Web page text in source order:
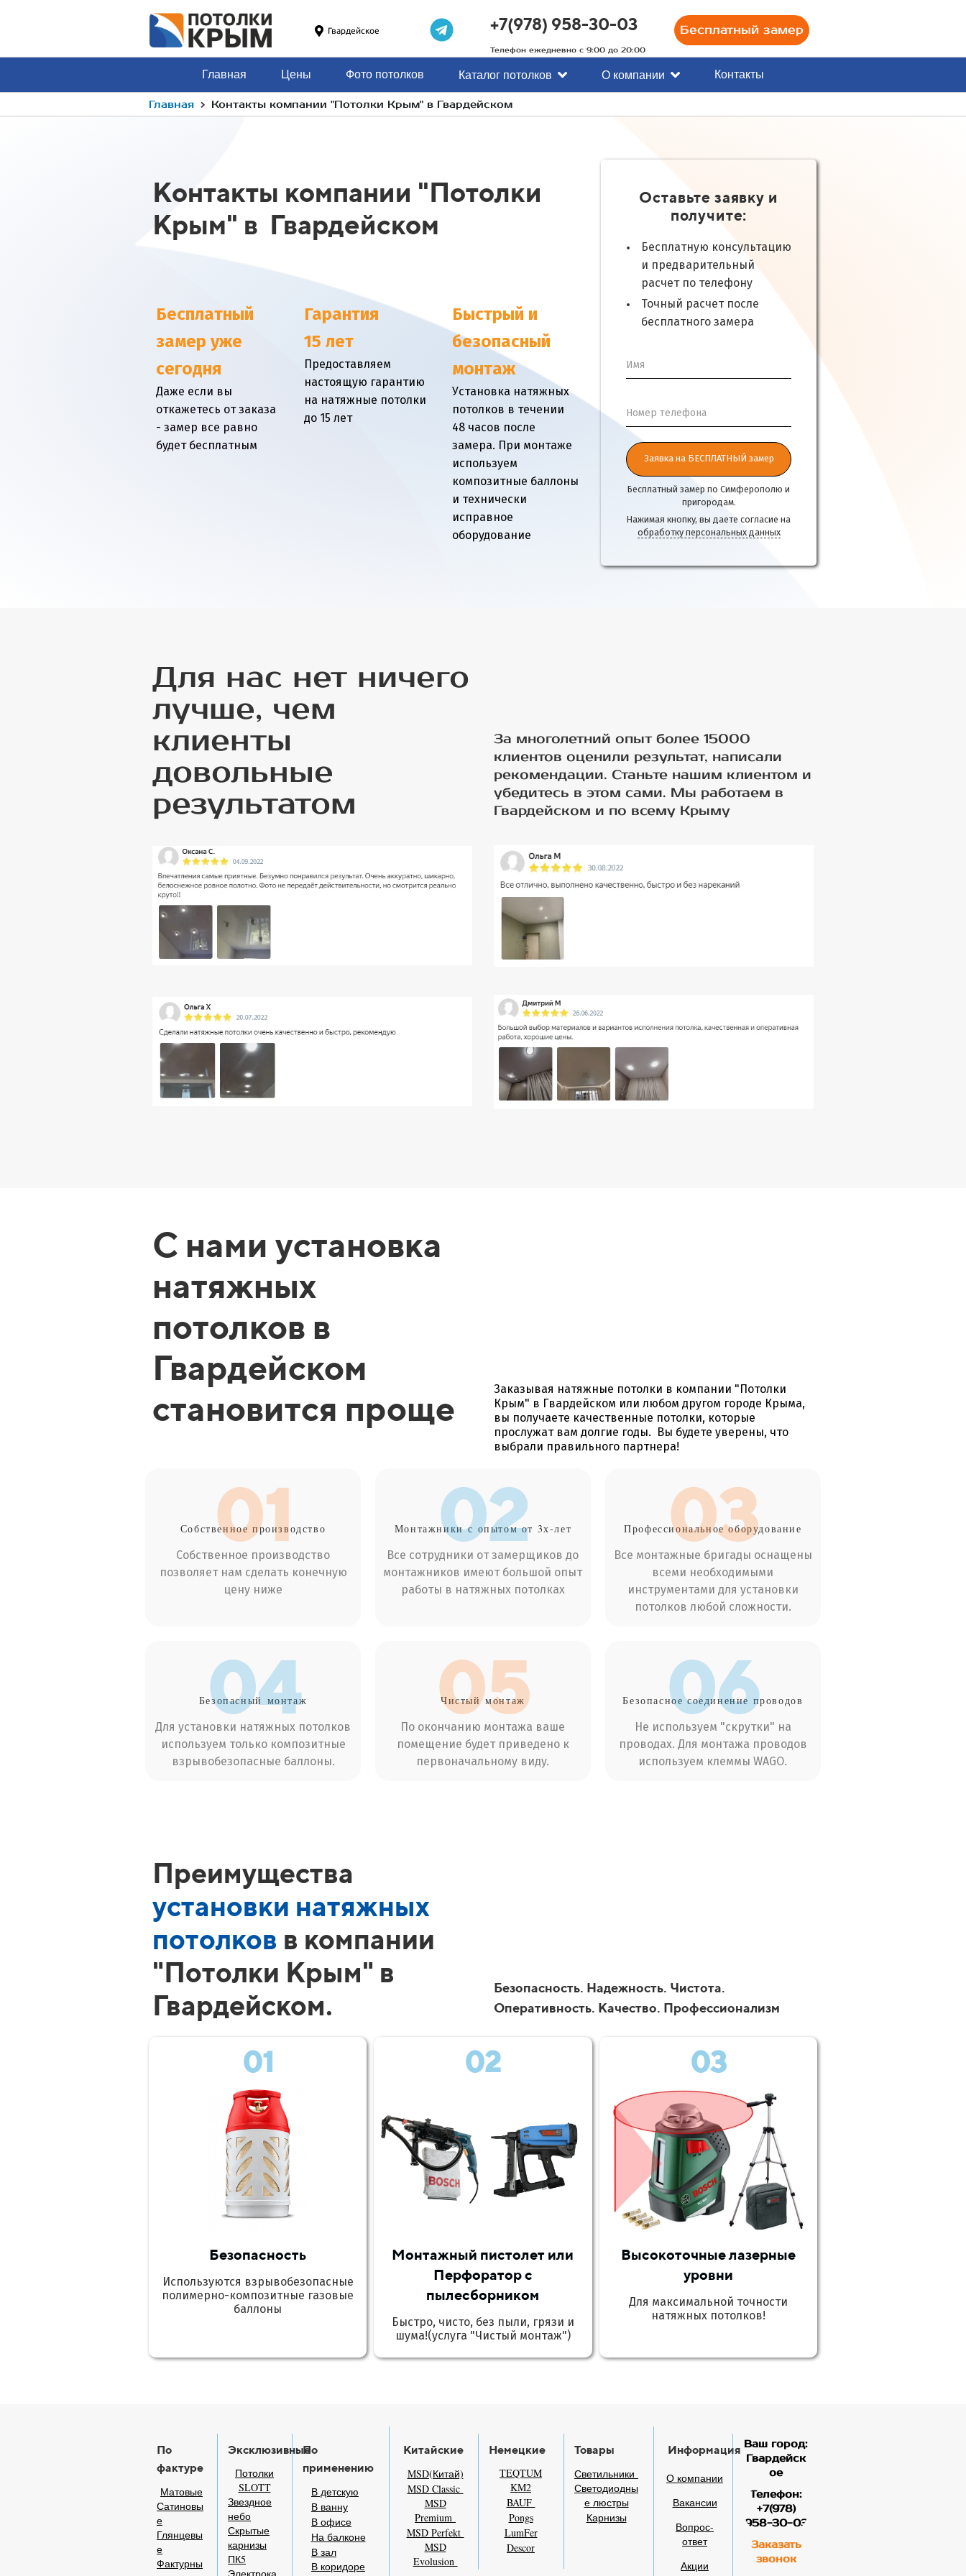
Гвардейское +7(978) 958-30-03
Телефон ежедневно с 9:00 до 20:00
Бесплатный замер
Главная Цены Фото потолков Каталог потолков О компании Контакты
Главная › Контакты компании "Потолки Крым" в Гвардейском
Контакты компании "Потолки
Крым" в Гвардейском
Бесплатный
замер уже
сегодня
Даже если вы
откажетесь от заказа
- замер все равно
будет бесплатным
Гарантия
15 лет
Предоставляем
настоящую гарантию
на натяжные потолки
до 15 лет
Быстрый и
безопасный
монтаж
Установка натяжных
потолков в течении
48 часов после
замера. При монтаже
используем
композитные баллоны
и технически
исправное
оборудование
Оставьте заявку и
получите:
Бесплатную консультацию
и предварительный
расчет по телефону
Точный расчет после
бесплатного замера
Имя
Номер телефона
Заявка на БЕСПЛАТНЫЙ замер
Бесплатный замер по Симферополю и
пригородам.
Нажимая кнопку, вы даете согласие на
обработку персональных данных
Для нас нет ничего
лучше, чем
клиенты
довольные
результатом
За многолетний опыт более 15000
клиентов оценили результат, написали
рекомендации. Станьте нашим клиентом и
убедитесь в этом сами. Мы работаем в
Гвардейском и по всему Крыму
С нами установка
натяжных
потолков в
Гвардейском
становится проще
Заказывая натяжные потолки в компании "Потолки
Крым" в Гвардейском или любом другом городе Крыма,
вы получаете качественные потолки, которые
прослужат вам долгие годы. Вы будете уверены, что
выбрали правильного партнера!
01
Собственное производство
Собственное производство
позволяет нам сделать конечную
цену ниже
02
Монтажники с опытом от 3х-лет
Все сотрудники от замерщиков до
монтажников имеют большой опыт
работы в натяжных потолках
03
Профессиональное оборудование
Все монтажные бригады оснащены
всеми необходимыми
инструментами для установки
потолков любой сложности.
04
Безопасный монтаж
Для установки натяжных потолков
используем только композитные
взрывобезопасные баллоны.
05
Чистый монтаж
По окончанию монтажа ваше
помещение будет приведено к
первоначальному виду.
06
Безопасное соединение проводов
Не используем "скрутки" на
проводах. Для монтажа проводов
используем клеммы WAGO.
Преимущества
установки натяжных
потолков в компании
"Потолки Крым" в
Гвардейском.
Безопасность. Надежность. Чистота.
Оперативность. Качество. Профессионализм
01
Безопасность
Используются взрывобезопасные
полимерно-композитные газовые
баллоны
02
Монтажный пистолет или
Перфоратор с
пылесборником
Быстро, чисто, без пыли, грязи и
шума!(услуга "Чистый монтаж")
03
Высокоточные лазерные
уровни
Для максимальной точности
натяжных потолков!
По
фактуре
Матовые
Сатиновы
е
Глянцевы
е
Фактурны
Эксклюзивные
Потолки
SLOTT
Звездное
небо
Скрытые
карнизы
ПК5
По
применению
В детскую
В ванну
В офисе
На балконе
В зал
В коридоре
Китайские
MSD(Китай)
MSD Classic
MSD
Premium
MSD Perfekt
MSD
Evolusion
Немецкие
TEQTUM
KM2
BAUF
Pongs
LumFer
Descor
Товары
Светильники
Светодиодны
е люстры
Карнизы
Информация
О компании
Вакансии
Вопрос-
ответ
Акции
Ваш город:
Гвардейск
ое
Телефон:
+7(978)
958-30-03
Заказать
звонок